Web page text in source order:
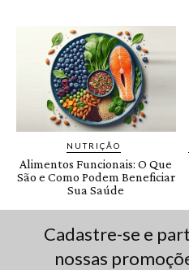
Cadastre-se e
nossas